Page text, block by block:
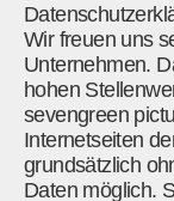
Wir freuen uns
Unternehmen.
hohen
sevengreen
Internetseiten
grundsätzlich
Daten möglich.